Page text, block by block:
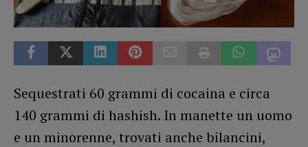
Sequestrati 60 grammi di cocaina e circa
140 grammi di hashish. In manette un uomo
e un minorenne, trovati anche bilancini,